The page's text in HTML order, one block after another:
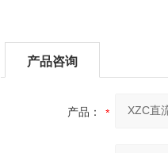
产品咨询
产品：